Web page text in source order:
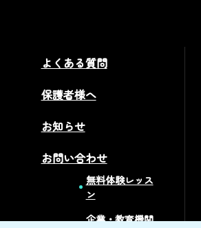
よくある質問
保護者様へ
お知らせ
お問い合わせ
無料体験レッス
ン
企業・教育機関